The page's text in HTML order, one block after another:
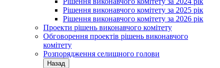
Рішення виконавчого комітету за 2025 рік
Рішення виконавчого комітету за 2026 рік
Проекти рішень виконавчого комітету
Обговорення проектів рішень виконавчого
комітету
Розпорядження селищного голови
Назад